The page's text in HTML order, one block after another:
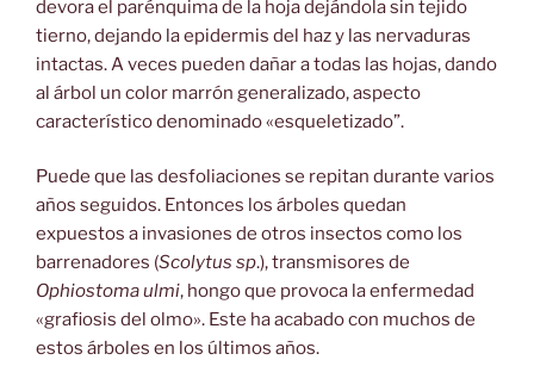
devora el parénquima de la hoja dejándola sin tejido
tierno, dejando la epidermis del haz y las nervaduras
intactas. A veces pueden dañar a todas las hojas, dando
al árbol un color marrón generalizado, aspecto
característico denominado «esqueletizado”.
Puede que las desfoliaciones se repitan durante varios
años seguidos. Entonces los árboles quedan
expuestos a invasiones de otros insectos como los
barrenadores (Scolytus sp.), transmisores de
Ophiostoma ulmi, hongo que provoca la enfermedad
«grafiosis del olmo». Este ha acabado con muchos de
estos árboles en los últimos años.